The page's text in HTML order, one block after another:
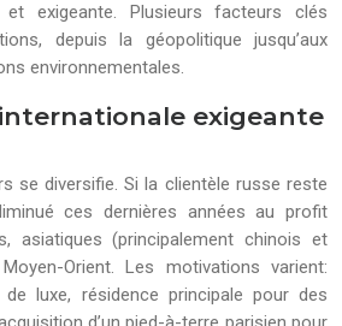
exigeante. Plusieurs facteurs clés
depuis la géopolitique jusqu’aux
environnementales.
exigeante
se diversifie. Si la clientèle russe reste
ces dernières années au profit
asiatiques (principalement chinois et
Orient. Les motivations varient:
luxe, résidence principale pour des